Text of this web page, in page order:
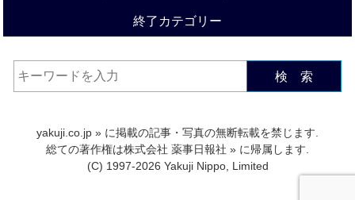
終了カテゴリー
検 索
yakuji.co.jp » に掲載の記事・写真の無断転載を禁じます.
総ての著作権は株式会社 薬事日報社 » に帰属します.
(C) 1997-2026 Yakuji Nippo, Limited